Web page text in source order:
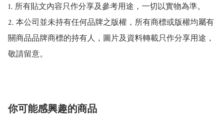
1. 所有貼文內容只作分享及參考用途，一切以實物為準。
2. 本公司並未持有任何品牌之版權，所有商標或版權均屬有
關商品品牌商標的持有人，圖片及資料轉載只作分享用途，
敬請留意。
你可能感興趣的商品